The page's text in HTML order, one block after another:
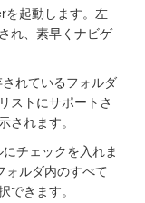
を起動します。左
れ、素早くナビゲ
れているフォルダ
ストにサポートさ
されます。
チェックを入れま
ォルダ内のすべて
できます。